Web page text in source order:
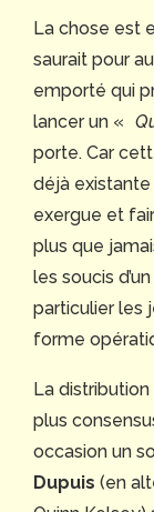
La chose est
saurait pour
emporté qui
lancer un «
porte. Car
déjà
exergue et
plus que
les soucis
particulier les
forme
La
plus
occasion un
Dupuis (en